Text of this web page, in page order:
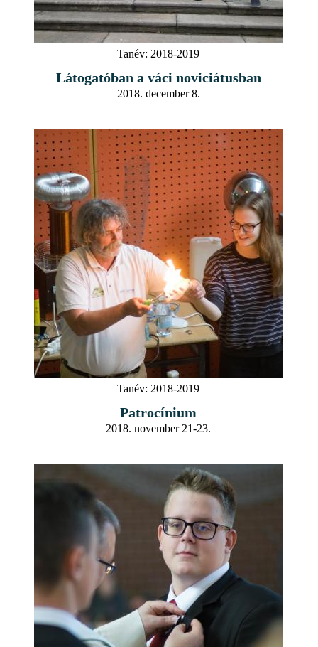
Tanév: 2018-2019
Látogatóban a váci noviciátusban
2018. december 8.
Tanév: 2018-2019
Patrocínium
2018. november 21-23.